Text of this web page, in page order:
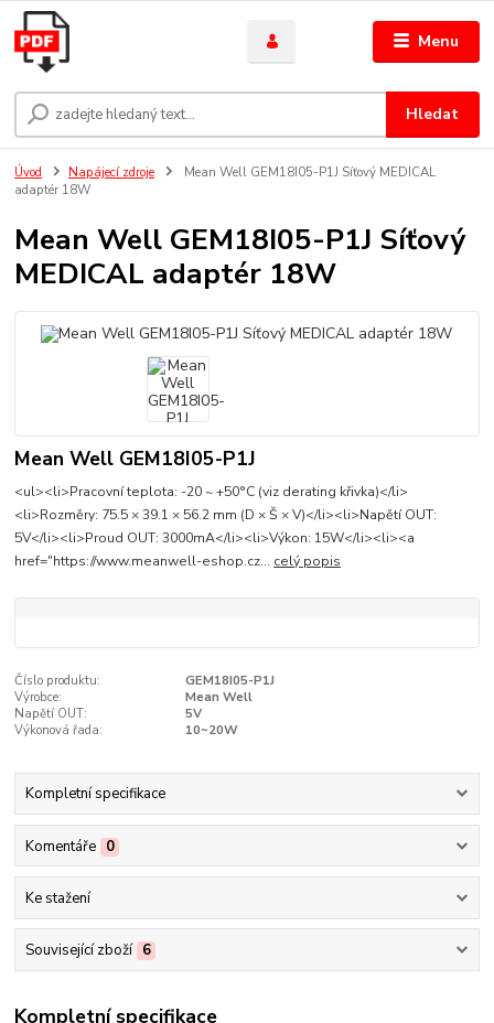
Menu
Hledat
Úvod Napájecí zdroje
Mean Well GEM18I05-P1J Síťový MEDICAL
adaptér 18W
Mean Well GEM18I05-P1J Síťový
MEDICAL adaptér 18W
Mean Well GEM18I05-P1J
<ul><li>Pracovní teplota: -20 ~ +50°C (viz derating křivka)</li>
<li>Rozměry: 75.5 × 39.1 × 56.2 mm (D × Š × V)</li><li>Napětí OUT:
5V</li><li>Proud OUT: 3000mA</li><li>Výkon: 15W</li><li><a
href="https://www.meanwell-eshop.cz... celý popis
Číslo produktu:
GEM18I05-P1J
Výrobce:
Mean Well
Napětí OUT:
5V
Výkonová řada:
10~20W
Kompletní specifikace
Komentáře 0
Ke stažení
Související zboží 6
Kompletní specifikace